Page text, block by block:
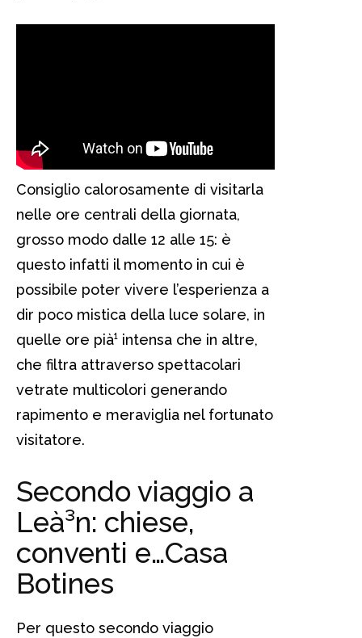
Consiglio calorosamente di visitarla
nelle ore centrali della giornata,
grosso modo dalle 12 alle 15: è
questo infatti il momento in cui è
possibile poter vivere l’esperienza a
dir poco mistica della luce solare, in
quelle ore pià¹ intensa che in altre,
che filtra attraverso spettacolari
vetrate multicolori generando
rapimento e meraviglia nel fortunato
visitatore.
Secondo viaggio a
Leà³n: chiese,
conventi e…Casa
Botines
Per questo secondo viaggio